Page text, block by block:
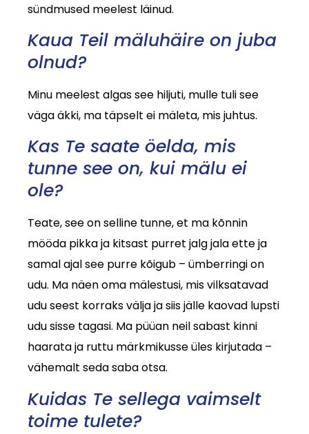
sündmused meelest läinud.
Kaua Teil mäluhäire on juba
olnud?
Minu meelest algas see hiljuti, mulle tuli see
väga äkki, ma täpselt ei mäleta, mis juhtus.
Kas Te saate öelda, mis
tunne see on, kui mälu ei
ole?
Teate, see on selline tunne, et ma kõnnin
mööda pikka ja kitsast purret jalg jala ette ja
samal ajal see purre kõigub – ümberringi on
udu. Ma näen oma mälestusi, mis vilksatavad
udu seest korraks välja ja siis jälle kaovad lupsti
udu sisse tagasi. Ma püüan neil sabast kinni
haarata ja ruttu märkmikusse üles kirjutada –
vähemalt seda saba otsa.
Kuidas Te sellega vaimselt
toime tulete?